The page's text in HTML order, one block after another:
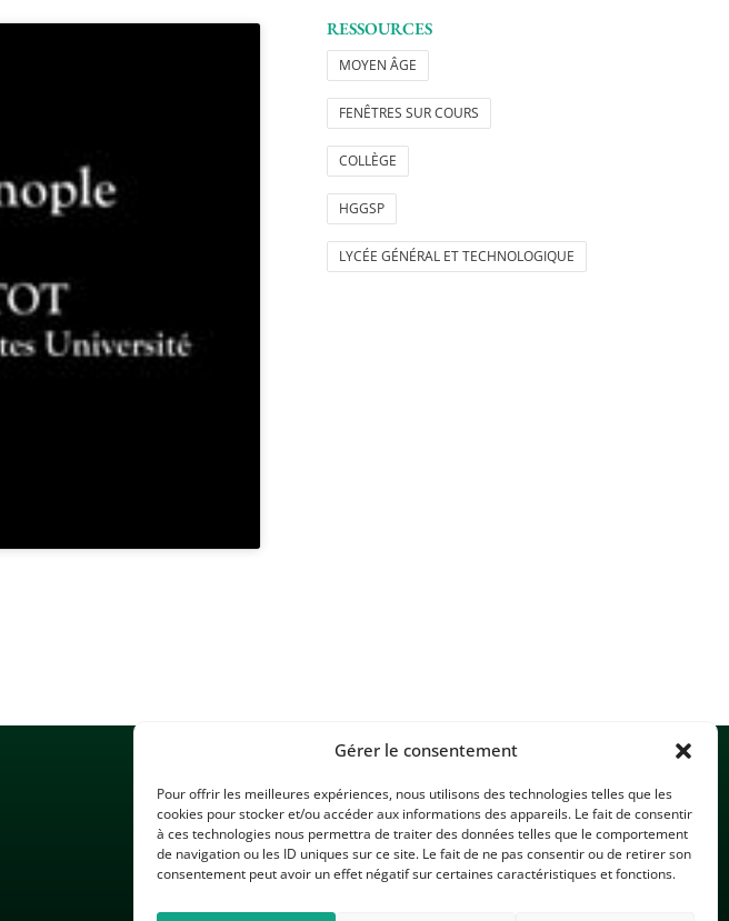
Gérer le consentement
Pour offrir les meilleures expériences, nous utilisons des technologies telles que les
cookies pour stocker et/ou accéder aux informations des appareils. Le fait de consentir
à ces technologies nous permettra de traiter des données telles que le comportement
de navigation ou les ID uniques sur ce site. Le fait de ne pas consentir ou de retirer son
consentement peut avoir un effet négatif sur certaines caractéristiques et fonctions.
RESSOURCES
MOYEN ÂGE
FENÊTRES SUR COURS
COLLÈGE
HGGSP
LYCÉE GÉNÉRAL ET TECHNOLOGIQUE